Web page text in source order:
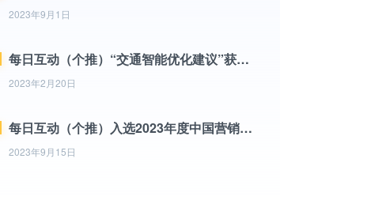
2023年9月1日
每日互动（个推）“交通智能优化建议”获杭州市政协2022年度优秀提案
2023年2月20日
每日互动（个推）入选2023年度中国营销技术（MarTech）500强竞争力榜单
2023年9月15日